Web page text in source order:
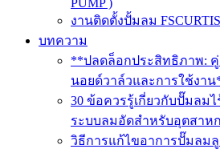
PUMP )
งานติดตั้งปั้มลม FSCURTIS
บทความ
**ปลดล็อกประสิทธิภาพ:
นอยด์วาล์วและการใช้งาน
30 ข้อควรรู้เกี่ยวกับปั๊มลม
ระบบลมอัดสำหรับอุตสาห
วิธีการแก้ไขอาการปั๊มลมลู